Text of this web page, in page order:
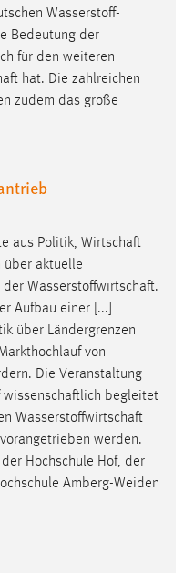
Wasserstoff-
Bedeutung der
für den weiteren
hat. Die zahlreichen
zudem das große
aus Politik, Wirtschaft
über aktuelle
der Wasserstoffwirtschaft.
Aufbau einer [...]
über Ländergrenzen
von
Die Veranstaltung
wissenschaftlich begleitet
Wasserstoffwirtschaft
werden.
Hochschule Hof, der
Amberg-Weiden
nutzen.
Drittanbietern
Werbung anzuzeigen.
über Websites